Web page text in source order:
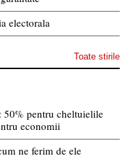
electorala
Toate stirile
50% pentru cheltuielile
economii
ne ferim de ele